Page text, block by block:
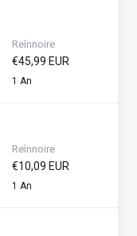
Reînnoire
€45,99 EUR
1 An
Reînnoire
€10,09 EUR
1 An